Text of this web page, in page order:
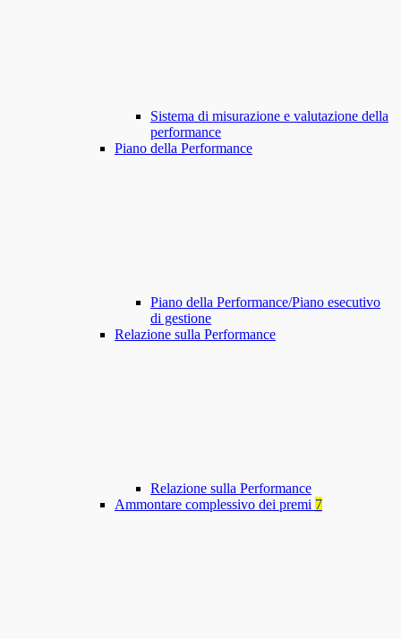
Sistema di misurazione e valutazione della
performance
Piano della Performance
Piano della Performance/Piano esecutivo
di gestione
Relazione sulla Performance
Relazione sulla Performance
Ammontare complessivo dei premi 7